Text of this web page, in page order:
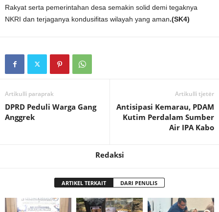
Rakyat serta pemerintahan desa semakin solid demi tegaknya
NKRI dan terjaganya kondusifitas wilayah yang aman.(SK4)
Artikulli paraprak
DPRD Peduli Warga Gang
Anggrek
Artikulli tjetër
Antisipasi Kemarau, PDAM
Kutim Perdalam Sumber
Air IPA Kabo
Redaksi
ARTIKEL TERKAIT DARI PENULIS